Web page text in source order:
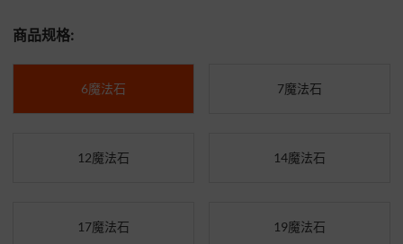
商品规格:
6魔法石 7魔法石
12魔法石 14魔法石
17魔法石 19魔法石